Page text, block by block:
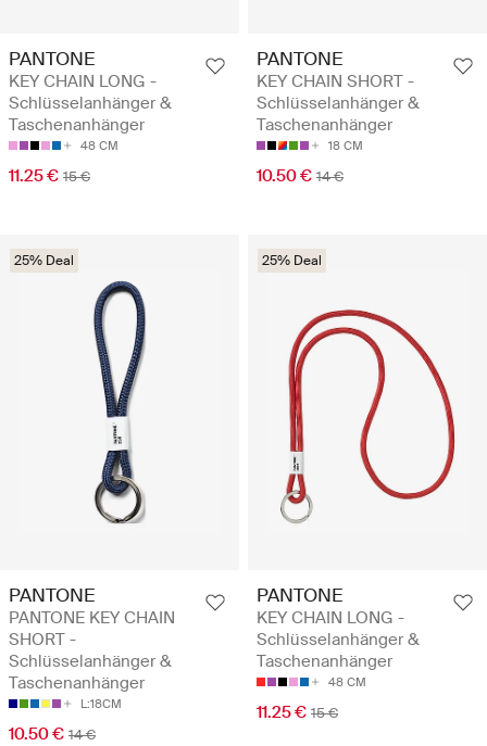
PANTONE
KEY CHAIN LONG -
Schlüsselanhänger &
Taschenanhänger
48 CM
11.25 € 15 €
PANTONE
KEY CHAIN SHORT -
Schlüsselanhänger &
Taschenanhänger
18 CM
10.50 € 14 €
25% Deal
PANTONE
PANTONE KEY CHAIN
SHORT -
Schlüsselanhänger &
Taschenanhänger
L:18CM
10.50 € 14 €
25% Deal
PANTONE
KEY CHAIN LONG -
Schlüsselanhänger &
Taschenanhänger
48 CM
11.25 € 15 €